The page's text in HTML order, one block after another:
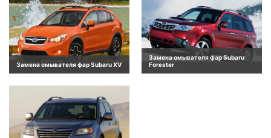
Замена омывателя фар Subaru XV
Замена омывателя фар Subaru
Forester